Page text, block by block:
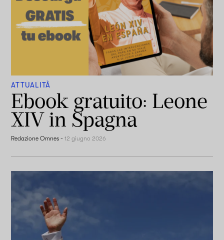
ATTUALITÀ
Ebook gratuito: Leone
XIV in Spagna
Redazione Omnes -12 giugno 2026